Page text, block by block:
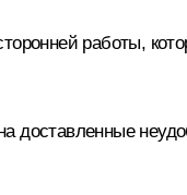
работы,
доставленные